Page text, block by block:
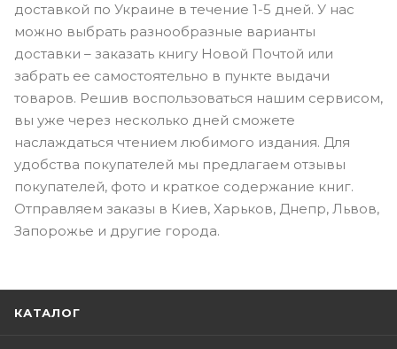
доставкой по Украине в течение 1-5 дней. У нас
можно выбрать разнообразные варианты
доставки – заказать книгу Новой Почтой или
забрать ее самостоятельно в пункте выдачи
товаров. Решив воспользоваться нашим сервисом,
вы уже через несколько дней сможете
наслаждаться чтением любимого издания. Для
удобства покупателей мы предлагаем отзывы
покупателей, фото и краткое содержание книг.
Отправляем заказы в Киев, Харьков, Днепр, Львов,
Запорожье и другие города.
КАТАЛОГ